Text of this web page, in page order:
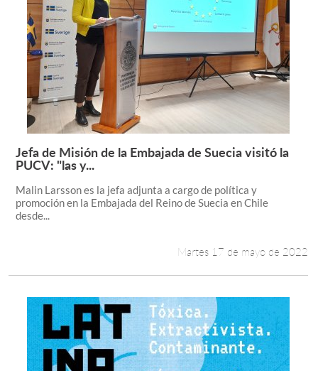
Leer más +
Jefa de Misión de la Embajada de Suecia visitó la
PUCV: "las y...
Malin Larsson es la jefa adjunta a cargo de política y
promoción en la Embajada del Reino de Suecia en Chile
desde...
Martes 17 de mayo de 2022